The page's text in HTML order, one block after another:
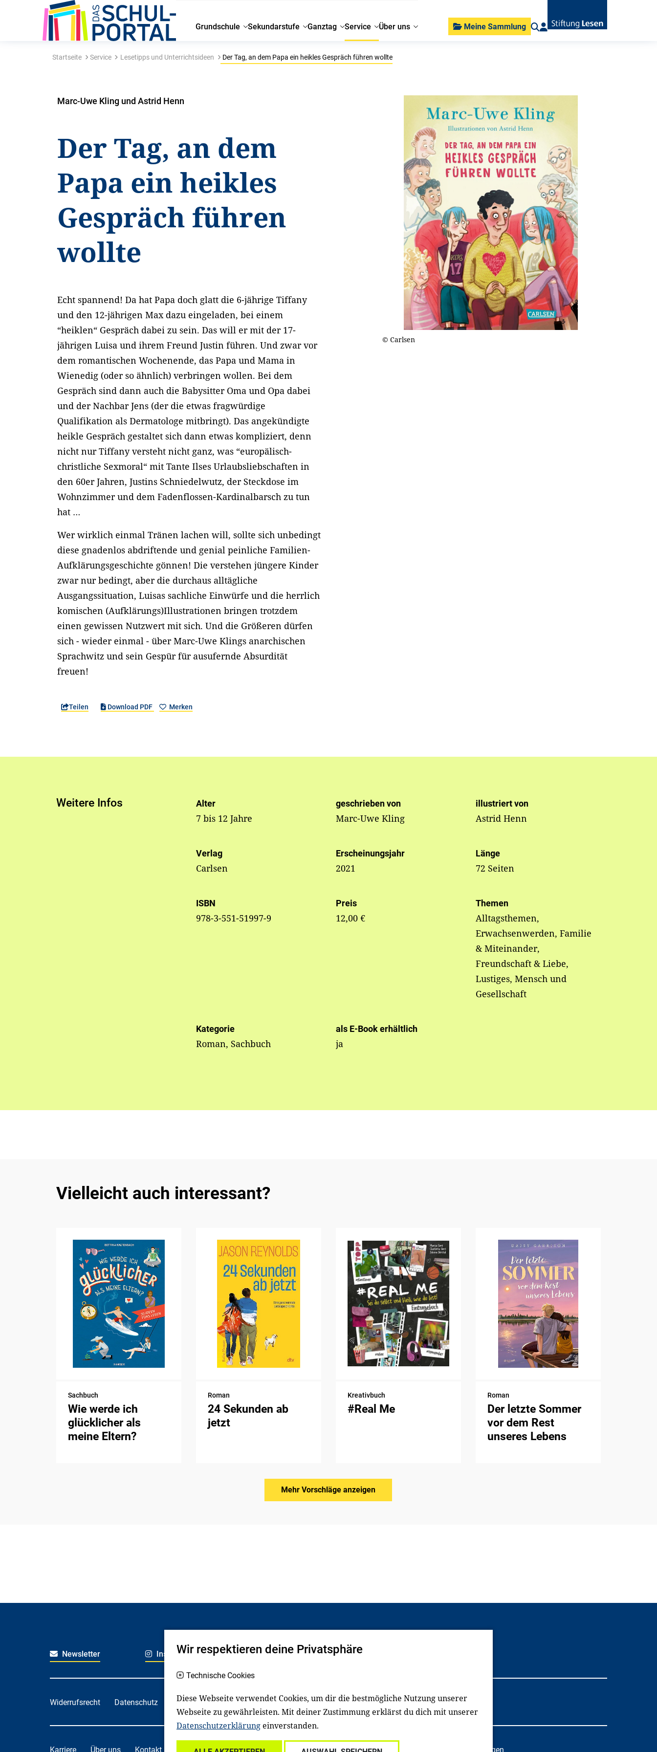
Grundschule Sekundarstufe Ganztag Service Über uns Meine Sammlung
Startseite Service Lesetipps und Unterrichtsideen Der Tag, an dem Papa ein heikles Gespräch führen wollte
Marc-Uwe Kling und Astrid Henn
Der Tag, an dem
Papa ein heikles
Gespräch führen
wollte
Echt spannend! Da hat Papa doch glatt die 6-jährige Tiffany
und den 12-jährigen Max dazu eingeladen, bei einem
“heiklen“ Gespräch dabei zu sein. Das will er mit der 17-
jährigen Luisa und ihrem Freund Justin führen. Und zwar vor
dem romantischen Wochenende, das Papa und Mama in
Wienedig (oder so ähnlich) verbringen wollen. Bei dem
Gespräch sind dann auch die Babysitter Oma und Opa dabei
und der Nachbar Jens (der die etwas fragwürdige
Qualifikation als Dermatologe mitbringt). Das angekündigte
heikle Gespräch gestaltet sich dann etwas kompliziert, denn
nicht nur Tiffany versteht nicht ganz, was “europälisch-
christliche Sexmoral“ mit Tante Ilses Urlaubsliebschaften in
den 60er Jahren, Justins Schniedelwutz, der Steckdose im
Wohnzimmer und dem Fadenflossen-Kardinalbarsch zu tun
hat …
Wer wirklich einmal Tränen lachen will, sollte sich unbedingt
diese gnadenlos abdriftende und genial peinliche Familien-
Aufklärungsgeschichte gönnen! Die verstehen jüngere Kinder
zwar nur bedingt, aber die durchaus alltägliche
Ausgangssituation, Luisas sachliche Einwürfe und die herrlich
komischen (Aufklärungs)Illustrationen bringen trotzdem
einen gewissen Nutzwert mit sich. Und die Größeren dürfen
sich - wieder einmal - über Marc-Uwe Klings anarchischen
Sprachwitz und sein Gespür für ausufernde Absurdität
freuen!
Teilen Download PDF Merken
© Carlsen
Weitere Infos Alter
7 bis 12 Jahre
geschrieben von
Marc-Uwe Kling
illustriert von
Astrid Henn
Verlag
Carlsen
Erscheinungsjahr
2021
Länge
72 Seiten
ISBN
978-3-551-51997-9
Preis
12,00 €
Themen
Alltagsthemen,
Erwachsenwerden, Familie
& Miteinander,
Freundschaft & Liebe,
Lustiges, Mensch und
Gesellschaft
Kategorie
Roman, Sachbuch
als E-Book erhältlich
ja
Vielleicht auch interessant?
Sachbuch
Wie werde ich
glücklicher als
meine Eltern?
Roman
24 Sekunden ab
jetzt
Kreativbuch
#Real Me
Roman
Der letzte Sommer
vor dem Rest
unseres Lebens
Mehr Vorschläge anzeigen
Newsletter Instagram Facebook LinkedIn
Widerrufsrecht Datenschutz Haftungsausschluss Impressum
Karriere Über uns Kontakt Spenden Für Familien Für Kitafachkräfte Für Lehrkräfte Für soziale Einrichtungen
Wir respektieren deine Privatsphäre
Technische Cookies
Diese Webseite verwendet Cookies, um dir die bestmögliche Nutzung unserer
Webseite zu gewährleisten. Mit deiner Zustimmung erklärst du dich mit unserer
Datenschutzerklärung einverstanden.